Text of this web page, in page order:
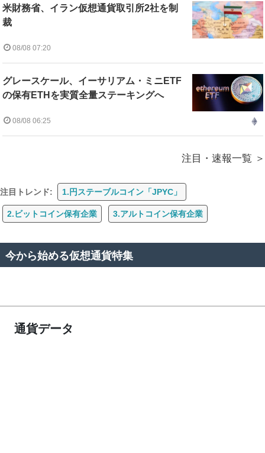
米財務省、イラン仮想通貨取引所2社を制
裁
08/08 07:20
グレースケール、イーサリアム・ミニETF
の保有ETHを実質全量ステーキングへ
08/08 06:25
注目・速報一覧
注目トレンド: 1.円ステーブルコイン「JPYC」
2.ビットコイン保有企業 3.アルトコイン保有企業
今から始める仮想通貨特集
通貨データ